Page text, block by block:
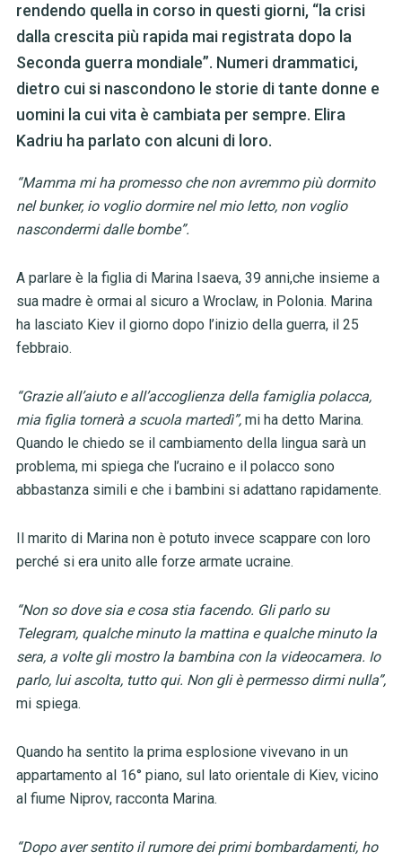
rendendo quella in corso in questi giorni, “la crisi
dalla crescita più rapida mai registrata dopo la
Seconda guerra mondiale”. Numeri drammatici,
dietro cui si nascondono le storie di tante donne e
uomini la cui vita è cambiata per sempre. Elira
Kadriu ha parlato con alcuni di loro.
“Mamma mi ha promesso che non avremmo più dormito
nel bunker, io voglio dormire nel mio letto, non voglio
nascondermi dalle bombe”.
A parlare è la figlia di Marina Isaeva, 39 anni,che insieme a
sua madre è ormai al sicuro a Wroclaw, in Polonia. Marina
ha lasciato Kiev il giorno dopo l’inizio della guerra, il 25
febbraio.
“Grazie all’aiuto e all’accoglienza della famiglia polacca,
mia figlia tornerà a scuola martedì”,mi ha detto Marina.
Quando le chiedo se il cambiamento della lingua sarà un
problema, mi spiega che l’ucraino e il polacco sono
abbastanza simili e che i bambini si adattano rapidamente.
Il marito di Marina non è potuto invece scappare con loro
perché si era unito alle forze armate ucraine.
“Non so dove sia e cosa stia facendo. Gli parlo su
Telegram, qualche minuto la mattina e qualche minuto la
sera, a volte gli mostro la bambina con la videocamera. Io
parlo, lui ascolta, tutto qui. Non gli è permesso dirmi nulla”,
mi spiega.
Quando ha sentito la prima esplosione vivevano in un
appartamento al 16° piano, sul lato orientale di Kiev, vicino
al fiume Niprov, racconta Marina.
“Dopo aver sentito il rumore dei primi bombardamenti, ho